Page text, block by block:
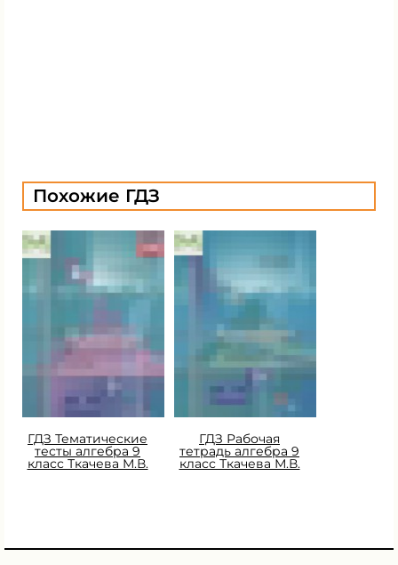
Похожие ГДЗ
ГДЗ Тематические
тесты алгебра 9
класс Ткачева М.В.
ГДЗ Рабочая
тетрадь алгебра 9
класс Ткачева М.В.